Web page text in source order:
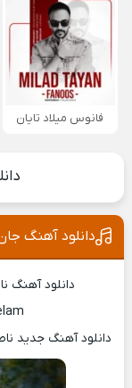
فانوس میلاد تایان
دانلود آهنگ
دانلود آهنگ
دانلود آهنگ جدید ناصر پورکرم